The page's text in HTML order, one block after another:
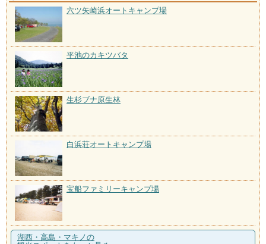
六ツ矢崎浜オートキャンプ場
平池のカキツバタ
生杉ブナ原生林
白浜荘オートキャンプ場
宝船ファミリーキャンプ場
湖西・高島・マキノの